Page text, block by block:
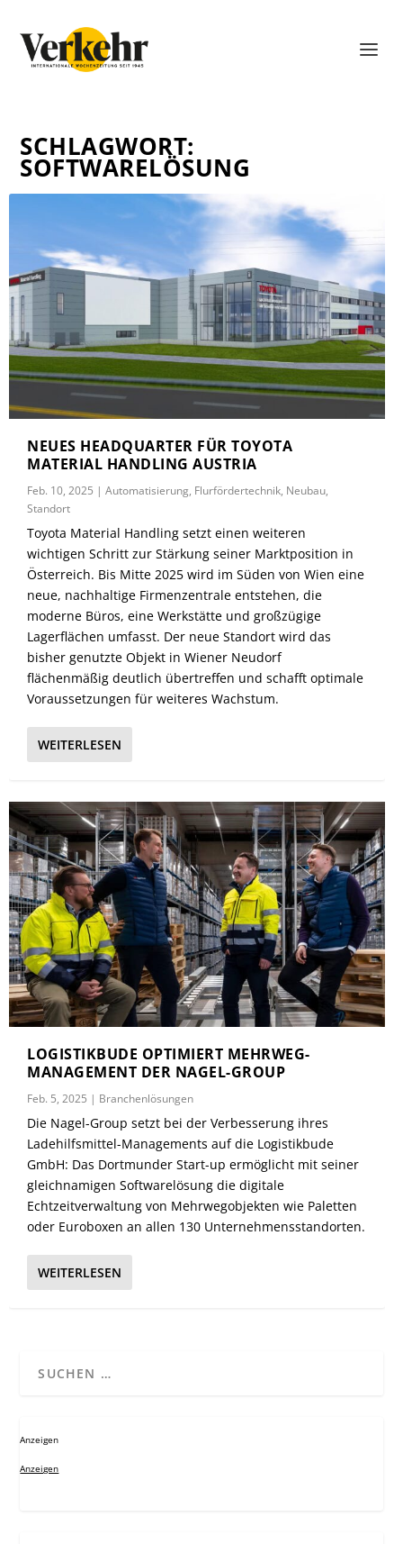
SCHLAGWORT:
SOFTWARELÖSUNG
NEUES HEADQUARTER FÜR TOYOTA
MATERIAL HANDLING AUSTRIA
Feb. 10, 2025 |Automatisierung, Flurfördertechnik, Neubau,
Standort
Toyota Material Handling setzt einen weiteren
wichtigen Schritt zur Stärkung seiner Marktposition in
Österreich. Bis Mitte 2025 wird im Süden von Wien eine
neue, nachhaltige Firmenzentrale entstehen, die
moderne Büros, eine Werkstätte und großzügige
Lagerflächen umfasst. Der neue Standort wird das
bisher genutzte Objekt in Wiener Neudorf
flächenmäßig deutlich übertreffen und schafft optimale
Voraussetzungen für weiteres Wachstum.
WEITERLESEN
LOGISTIKBUDE OPTIMIERT MEHRWEG-
MANAGEMENT DER NAGEL-GROUP
Feb. 5, 2025 | Branchenlösungen
Die Nagel-Group setzt bei der Verbesserung ihres
Ladehilfsmittel-Managements auf die Logistikbude
GmbH: Das Dortmunder Start-up ermöglicht mit seiner
gleichnamigen Softwarelösung die digitale
Echtzeitverwaltung von Mehrwegobjekten wie Paletten
oder Euroboxen an allen 130 Unternehmensstandorten.
WEITERLESEN
Anzeigen
Anzeigen